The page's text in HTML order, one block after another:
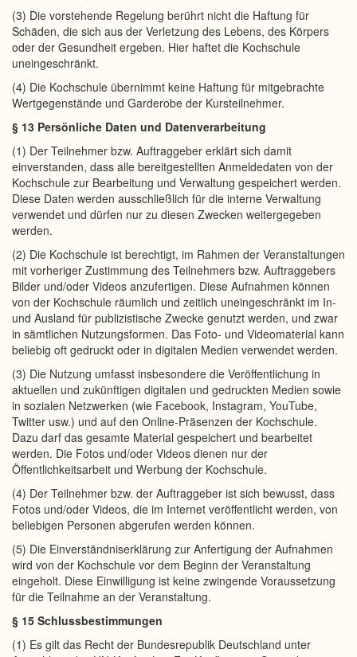
(3) Die vorstehende Regelung berührt nicht die Haftung für
Schäden, die sich aus der Verletzung des Lebens, des Körpers
oder der Gesundheit ergeben. Hier haftet die Kochschule
uneingeschränkt.
(4) Die Kochschule übernimmt keine Haftung für mitgebrachte
Wertgegenstände und Garderobe der Kursteilnehmer.
§ 13 Persönliche Daten und Datenverarbeitung
(1) Der Teilnehmer bzw. Auftraggeber erklärt sich damit
einverstanden, dass alle bereitgestellten Anmeldedaten von der
Kochschule zur Bearbeitung und Verwaltung gespeichert werden.
Diese Daten werden ausschließlich für die interne Verwaltung
verwendet und dürfen nur zu diesen Zwecken weitergegeben
werden.
(2) Die Kochschule ist berechtigt, im Rahmen der Veranstaltungen
mit vorheriger Zustimmung des Teilnehmers bzw. Auftraggebers
Bilder und/oder Videos anzufertigen. Diese Aufnahmen können
von der Kochschule räumlich und zeitlich uneingeschränkt im In-
und Ausland für publizistische Zwecke genutzt werden, und zwar
in sämtlichen Nutzungsformen. Das Foto- und Videomaterial kann
beliebig oft gedruckt oder in digitalen Medien verwendet werden.
(3) Die Nutzung umfasst insbesondere die Veröffentlichung in
aktuellen und zukünftigen digitalen und gedruckten Medien sowie
in sozialen Netzwerken (wie Facebook, Instagram, YouTube,
Twitter usw.) und auf den Online-Präsenzen der Kochschule.
Dazu darf das gesamte Material gespeichert und bearbeitet
werden. Die Fotos und/oder Videos dienen nur der
Öffentlichkeitsarbeit und Werbung der Kochschule.
(4) Der Teilnehmer bzw. der Auftraggeber ist sich bewusst, dass
Fotos und/oder Videos, die im Internet veröffentlicht werden, von
beliebigen Personen abgerufen werden können.
(5) Die Einverständniserklärung zur Anfertigung der Aufnahmen
wird von der Kochschule vor dem Beginn der Veranstaltung
eingeholt. Diese Einwilligung ist keine zwingende Voraussetzung
für die Teilnahme an der Veranstaltung.
§ 15 Schlussbestimmungen
(1) Es gilt das Recht der Bundesrepublik Deutschland unter